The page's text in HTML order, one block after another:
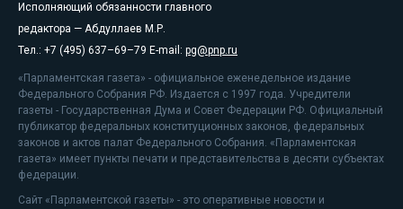
Исполняющий обязанности главного
редактора — Абдуллаев М.Р.
Тел.: +7 (495) 637–69–79 E-mail: pg@pnp.ru
«Парламентская газета» - официальное еженедельное издание
Федерального Собрания РФ. Издается с 1997 года. Учредители
газеты - Государственная Дума и Совет Федерации РФ. Официальный
публикатор федеральных конституционных законов, федеральных
законов и актов палат Федерального Собрания. «Парламентская
газета» имеет пункты печати и представительства в десяти субъектах
федерации.
Сайт «Парламентской газеты» - это оперативные новости и